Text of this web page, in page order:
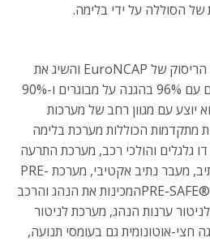
של הסוללה על ידי בלימה.
דגם ה-EQC הצטיין במבחני הריסוק של EuroNCAP והשיג את
הציון המקסימלי של 5 כוכבים עם 96% בהגנה על מבוגרים ו-90%
יוצע עם מגוון רחב של מערכות
מתקדמות הכוללות מערכת בלימה
גלגלים והולכי רכב, מערכת התרעה
אקטיבית למניעת סטייה מנתיב, מעבר נתיב אקטיבי, מערכת PRE-
SAFE® SOUND ו- PRE-SAFE® PLUSהמכינות את הנהג והרכב
ערנות הנהג, מערכת לניטור
חצי-אוטונומית גם בעומסי תנועה,